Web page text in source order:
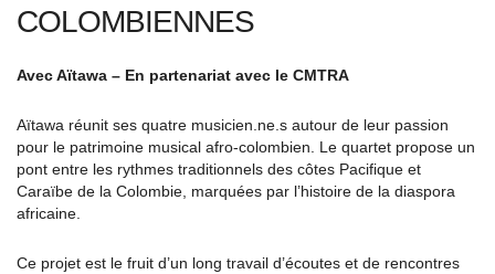
COLOMBIENNES
Avec Aïtawa – En partenariat avec le CMTRA
Aïtawa réunit ses quatre musicien.ne.s autour de leur passion
pour le patrimoine musical afro-colombien. Le quartet propose un
pont entre les rythmes traditionnels des côtes Pacifique et
Caraïbe de la Colombie, marquées par l’histoire de la diaspora
africaine.
Ce projet est le fruit d’un long travail d’écoutes et de rencontres